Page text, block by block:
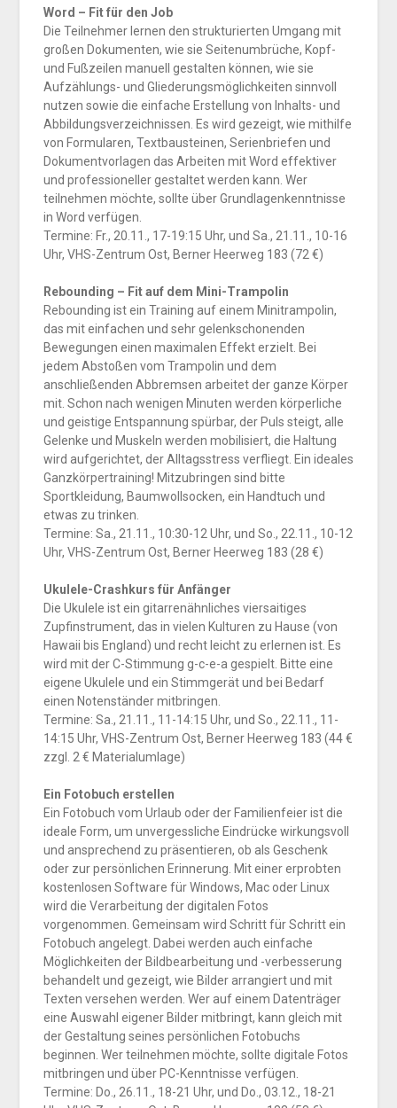
Word – Fit für den Job
Die Teilnehmer lernen den strukturierten Umgang mit
großen Dokumenten, wie sie Seitenumbrüche, Kopf-
und Fußzeilen manuell gestalten können, wie sie
Aufzählungs- und Gliederungsmöglichkeiten sinnvoll
nutzen sowie die einfache Erstellung von Inhalts- und
Abbildungsverzeichnissen. Es wird gezeigt, wie mithilfe
von Formularen, Textbausteinen, Serienbriefen und
Dokumentvorlagen das Arbeiten mit Word effektiver
und professioneller gestaltet werden kann. Wer
teilnehmen möchte, sollte über Grundlagenkenntnisse
in Word verfügen.
Termine: Fr., 20.11., 17-19:15 Uhr, und Sa., 21.11., 10-16
Uhr, VHS-Zentrum Ost, Berner Heerweg 183 (72 €)
Rebounding – Fit auf dem Mini-Trampolin
Rebounding ist ein Training auf einem Minitrampolin,
das mit einfachen und sehr gelenkschonenden
Bewegungen einen maximalen Effekt erzielt. Bei
jedem Abstoßen vom Trampolin und dem
anschließenden Abbremsen arbeitet der ganze Körper
mit. Schon nach wenigen Minuten werden körperliche
und geistige Entspannung spürbar, der Puls steigt, alle
Gelenke und Muskeln werden mobilisiert, die Haltung
wird aufgerichtet, der Alltagsstress verfliegt. Ein ideales
Ganzkörpertraining! Mitzubringen sind bitte
Sportkleidung, Baumwollsocken, ein Handtuch und
etwas zu trinken.
Termine: Sa., 21.11., 10:30-12 Uhr, und So., 22.11., 10-12
Uhr, VHS-Zentrum Ost, Berner Heerweg 183 (28 €)
Ukulele-Crashkurs für Anfänger
Die Ukulele ist ein gitarrenähnliches viersaitiges
Zupfinstrument, das in vielen Kulturen zu Hause (von
Hawaii bis England) und recht leicht zu erlernen ist. Es
wird mit der C-Stimmung g-c-e-a gespielt. Bitte eine
eigene Ukulele und ein Stimmgerät und bei Bedarf
einen Notenständer mitbringen.
Termine: Sa., 21.11., 11-14:15 Uhr, und So., 22.11., 11-
14:15 Uhr, VHS-Zentrum Ost, Berner Heerweg 183 (44 €
zzgl. 2 € Materialumlage)
Ein Fotobuch erstellen
Ein Fotobuch vom Urlaub oder der Familienfeier ist die
ideale Form, um unvergessliche Eindrücke wirkungsvoll
und ansprechend zu präsentieren, ob als Geschenk
oder zur persönlichen Erinnerung. Mit einer erprobten
kostenlosen Software für Windows, Mac oder Linux
wird die Verarbeitung der digitalen Fotos
vorgenommen. Gemeinsam wird Schritt für Schritt ein
Fotobuch angelegt. Dabei werden auch einfache
Möglichkeiten der Bildbearbeitung und -verbesserung
behandelt und gezeigt, wie Bilder arrangiert und mit
Texten versehen werden. Wer auf einem Datenträger
eine Auswahl eigener Bilder mitbringt, kann gleich mit
der Gestaltung seines persönlichen Fotobuchs
beginnen. Wer teilnehmen möchte, sollte digitale Fotos
mitbringen und über PC-Kenntnisse verfügen.
Termine: Do., 26.11., 18-21 Uhr, und Do., 03.12., 18-21